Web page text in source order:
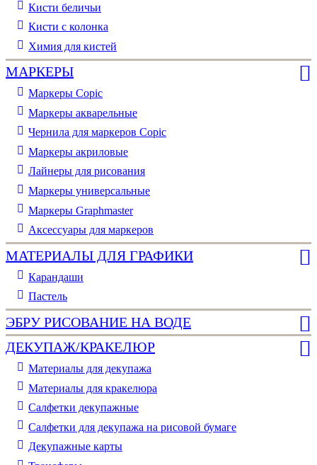
Кисти беличьи
Кисти с колонка
Химия для кистей
МАРКЕРЫ
Маркеры Copic
Маркеры акварельные
Чернила для маркеров Copic
Маркеры акриловые
Лайнеры для рисования
Маркеры универсальные
Маркеры Graphmaster
Аксессуары для маркеров
МАТЕРИАЛЫ ДЛЯ ГРАФИКИ
Карандаши
Пастель
ЭБРУ РИСОВАНИЕ НА ВОДЕ
ДЕКУПАЖ/КРАКЕЛЮР
Материалы для декупажа
Материалы для кракелюра
Cалфетки декупажные
Салфетки для декупажа на рисовой бумаге
Декупажные карты